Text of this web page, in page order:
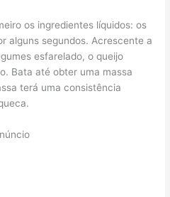
os ingredientes líquidos: os
alguns segundos. Acrescente a
esfarelado, o queijo
Bata até obter uma massa
terá uma consistência